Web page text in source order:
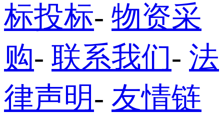
标投标- 物资采
购- 联系我们- 法
律声明- 友情链